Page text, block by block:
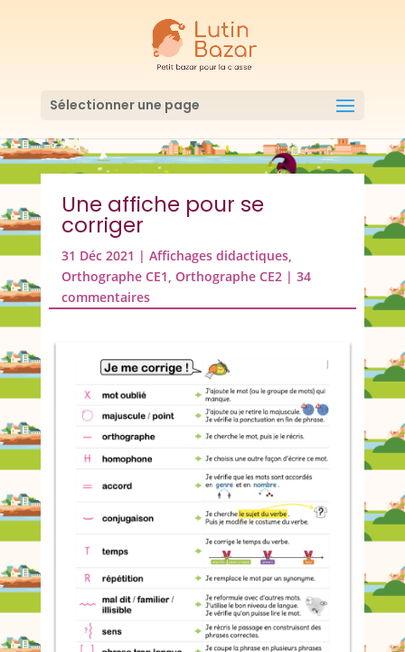
Sélectionner une page
Une affiche pour se
corriger
31 Déc 2021 | Affichages didactiques,
Orthographe CE1, Orthographe CE2| 34
commentaires